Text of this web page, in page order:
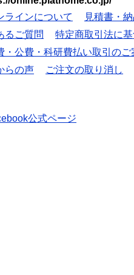
ラインについて
見積書・
るご質問
特定商取引法に
・公費・科研費払い取引のご
らの声 ご注文の取り消し
公式ページ